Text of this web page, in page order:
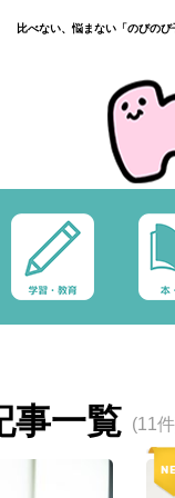
比べない、悩まない「のびの
事一覧 (11